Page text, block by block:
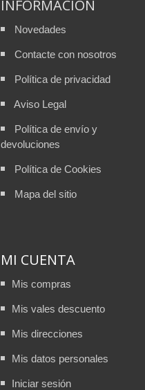
INFORMACIÓN
Novedades
Contacte con nosotros
Política de privacidad
Aviso Legal
Política de envío y
devoluciones
Política de Cookies
Mapa del sitio
MI CUENTA
Mis compras
Mis vales descuento
Mis direcciones
Mis datos personales
Iniciar sesión